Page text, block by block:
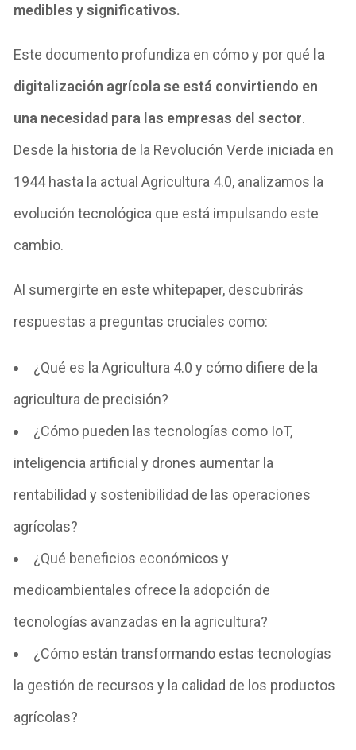
medibles y significativos.
Este documento profundiza en cómo y por qué la
digitalización agrícola se está convirtiendo en
una necesidad para las empresas del sector.
Desde la historia de la Revolución Verde iniciada en
1944 hasta la actual Agricultura 4.0, analizamos la
evolución tecnológica que está impulsando este
cambio.
Al sumergirte en este whitepaper, descubrirás
respuestas a preguntas cruciales como:
¿Qué es la Agricultura 4.0 y cómo difiere de la
agricultura de precisión?
¿Cómo pueden las tecnologías como IoT,
inteligencia artificial y drones aumentar la
rentabilidad y sostenibilidad de las operaciones
agrícolas?
¿Qué beneficios económicos y
medioambientales ofrece la adopción de
tecnologías avanzadas en la agricultura?
¿Cómo están transformando estas tecnologías
la gestión de recursos y la calidad de los productos
agrícolas?